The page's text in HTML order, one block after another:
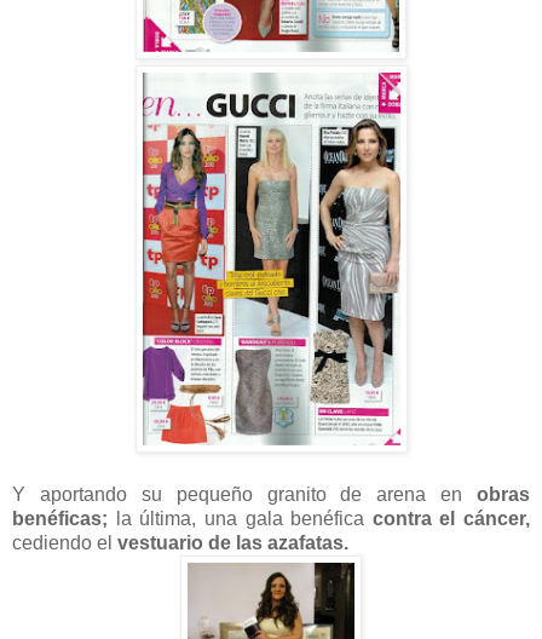
Y aportando su pequeño granito de arena en obras
benéficas; la última, una gala benéfica contra el cáncer,
cediendo el vestuario de las azafatas.